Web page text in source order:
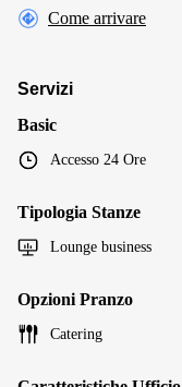
Come arrivare
Servizi
Basic
Accesso 24 Ore
Tipologia Stanze
Lounge business
Opzioni Pranzo
Catering